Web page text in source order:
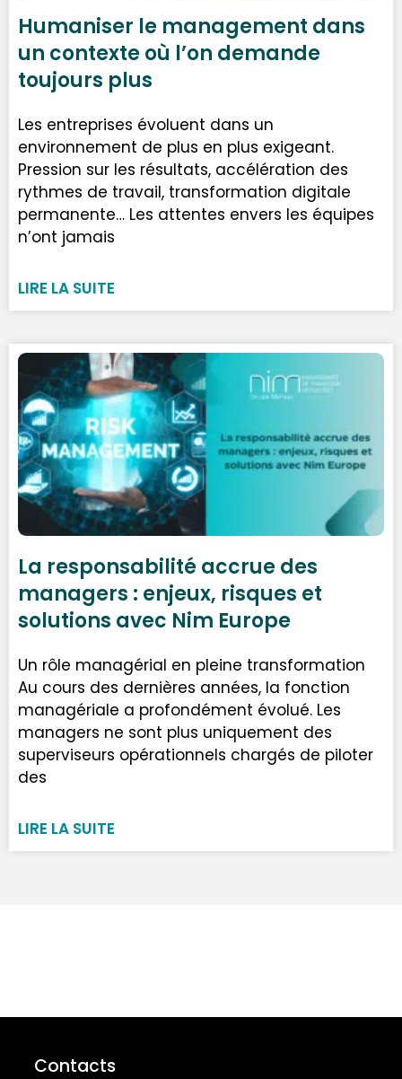
Humaniser le management dans
un contexte où l’on demande
toujours plus
Les entreprises évoluent dans un
environnement de plus en plus exigeant.
Pression sur les résultats, accélération des
rythmes de travail, transformation digitale
permanente… Les attentes envers les équipes
n’ont jamais
LIRE LA SUITE
La responsabilité accrue des
managers : enjeux, risques et
solutions avec Nim Europe
Un rôle managérial en pleine transformation
Au cours des dernières années, la fonction
managériale a profondément évolué. Les
managers ne sont plus uniquement des
superviseurs opérationnels chargés de piloter
des
LIRE LA SUITE
Contacts